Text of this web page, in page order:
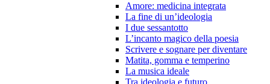
Amore: medicina integrata
La fine di un’ideologia
I due sessantotto
L’incanto magico della poesia
Scrivere e sognare per diventare
Matita, gomma e temperino
La musica ideale